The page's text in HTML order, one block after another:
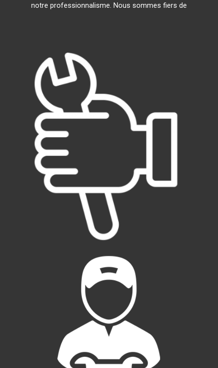
notre professionnalisme. Nous sommes fiers de